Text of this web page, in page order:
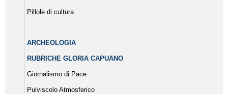
Pillole di cultura
ARCHEOLOGIA
RUBRICHE GLORIA CAPUANO
Giornalismo di Pace
Pulviscolo Atmosferico